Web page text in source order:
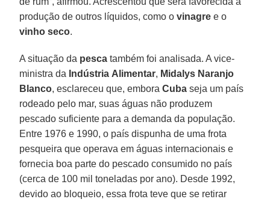
produção de outros líquidos, como ovinagre e o
vinho seco.
A situação da pesca também foi analisada. A vice-
ministra da Indústria Alimentar, Midalys Naranjo
Blanco, esclareceu que, emboraCuba seja um país
rodeado pelo mar, suas águas não produzem
pescado suficiente para a demanda da população.
Entre 1976 e 1990, o país dispunha de uma frota
pesqueira que operava em águas internacionais e
fornecia boa parte do pescado consumido no país
(cerca de 100 mil toneladas por ano). Desde 1992,
devido ao bloqueio, essa frota teve que se retirar